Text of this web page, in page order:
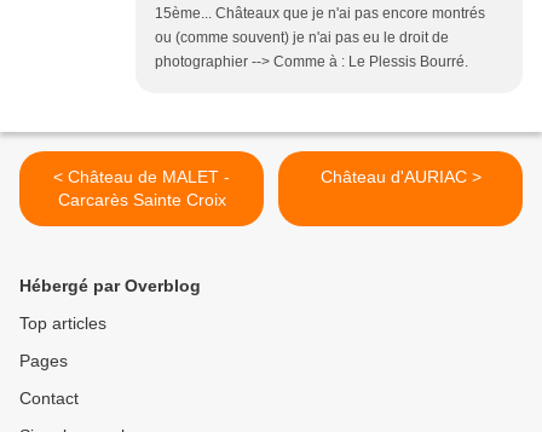
15ème... Châteaux que je n'ai pas encore montrés
ou (comme souvent) je n'ai pas eu le droit de
photographier --> Comme à : Le Plessis Bourré.
< Château de MALET -
Carcarès Sainte Croix
Château d'AURIAC >
Hébergé par Overblog
Top articles
Pages
Contact